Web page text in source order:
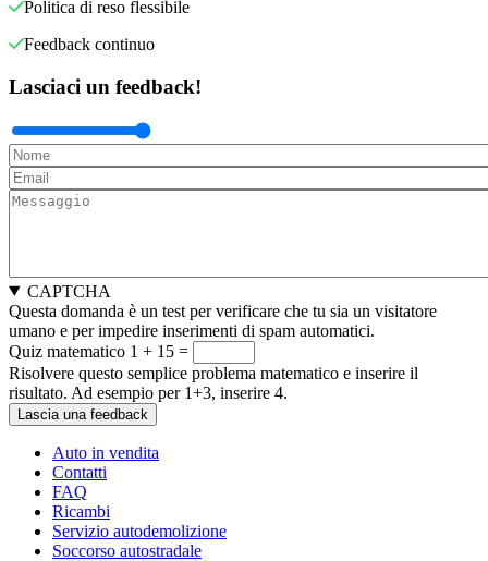
Politica di reso flessibile
Feedback continuo
Lasciaci un feedback!
CAPTCHA
Questa domanda è un test per verificare che tu sia un visitatore
umano e per impedire inserimenti di spam automatici.
Quiz matematico 1 + 15 =
Risolvere questo semplice problema matematico e inserire il
risultato. Ad esempio per 1+3, inserire 4.
Auto in vendita
Contatti
FAQ
Ricambi
Servizio autodemolizione
Soccorso autostradale